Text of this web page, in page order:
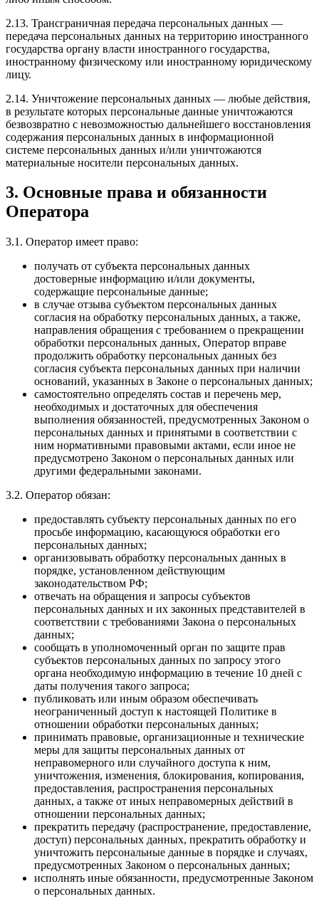
2.13. Трансграничная передача персональных данных —
передача персональных данных на территорию иностранного
государства органу власти иностранного государства,
иностранному физическому или иностранному юридическому
лицу.
2.14. Уничтожение персональных данных — любые действия,
в результате которых персональные данные уничтожаются
безвозвратно с невозможностью дальнейшего восстановления
содержания персональных данных в информационной
системе персональных данных и/или уничтожаются
материальные носители персональных данных.
3. Основные права и обязанности
Оператора
3.1. Оператор имеет право:
получать от субъекта персональных данных
достоверные информацию и/или документы,
содержащие персональные данные;
в случае отзыва субъектом персональных данных
согласия на обработку персональных данных, а также,
направления обращения с требованием о прекращении
обработки персональных данных, Оператор вправе
продолжить обработку персональных данных без
согласия субъекта персональных данных при наличии
оснований, указанных в Законе о персональных данных;
самостоятельно определять состав и перечень мер,
необходимых и достаточных для обеспечения
выполнения обязанностей, предусмотренных Законом о
персональных данных и принятыми в соответствии с
ним нормативными правовыми актами, если иное не
предусмотрено Законом о персональных данных или
другими федеральными законами.
3.2. Оператор обязан:
предоставлять субъекту персональных данных по его
просьбе информацию, касающуюся обработки его
персональных данных;
организовывать обработку персональных данных в
порядке, установленном действующим
законодательством РФ;
отвечать на обращения и запросы субъектов
персональных данных и их законных представителей в
соответствии с требованиями Закона о персональных
данных;
сообщать в уполномоченный орган по защите прав
субъектов персональных данных по запросу этого
органа необходимую информацию в течение 10 дней с
даты получения такого запроса;
публиковать или иным образом обеспечивать
неограниченный доступ к настоящей Политике в
отношении обработки персональных данных;
принимать правовые, организационные и технические
меры для защиты персональных данных от
неправомерного или случайного доступа к ним,
уничтожения, изменения, блокирования, копирования,
предоставления, распространения персональных
данных, а также от иных неправомерных действий в
отношении персональных данных;
прекратить передачу (распространение, предоставление,
доступ) персональных данных, прекратить обработку и
уничтожить персональные данные в порядке и случаях,
предусмотренных Законом о персональных данных;
исполнять иные обязанности, предусмотренные Законом
о персональных данных.